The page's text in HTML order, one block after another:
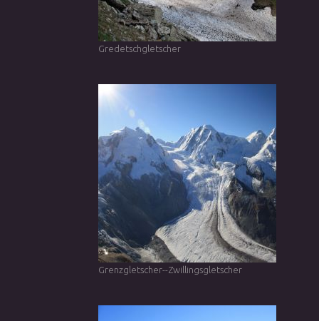
Gredetschgletscher
Grenzgletscher--Zwillingsgletscher